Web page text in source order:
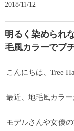
2018/11/12
明るく染められ
毛風カラーでプ
こんにちは、Tree
最近、地毛風カラー
モデルさんや女優